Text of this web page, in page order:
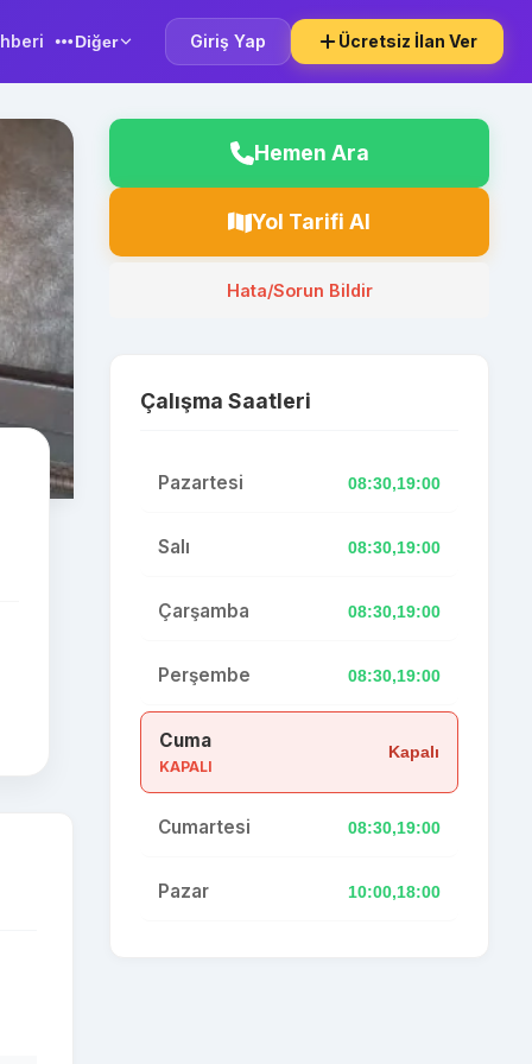
Diğer Giriş Yap Ücretsiz İlan Ver
Hemen Ara
Yol Tarifi Al
Hata/Sorun Bildir
Çalışma Saatleri
Pazartesi 08:30,19:00
Salı 08:30,19:00
Çarşamba 08:30,19:00
Perşembe 08:30,19:00
Cuma
KAPALI
Kapalı
Cumartesi 08:30,19:00
Pazar 10:00,18:00